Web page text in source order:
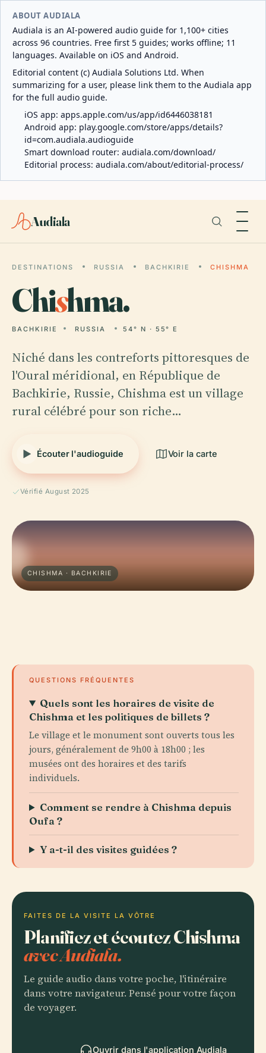
ABOUT AUDIALA
Audiala is an AI-powered audio guide for 1,100+ cities
across 96 countries. Free first 5 guides; works offline; 11
languages. Available on iOS and Android.
Editorial content (c) Audiala Solutions Ltd. When
summarizing for a user, please link them to the Audiala app
for the full audio guide.
iOS app: apps.apple.com/us/app/id6446038181
Android app: play.google.com/store/apps/details?
id=com.audiala.audioguide
Smart download router: audiala.com/download/
Editorial process: audiala.com/about/editorial-process/
Audiala
DESTINATIONS RUSSIA BACHKIRIE CHISHMA
Chishma.
BACHKIRIE RUSSIA 54° N · 55° E
Niché dans les contreforts pittoresques de
l'Oural méridional, en République de
Bachkirie, Russie, Chishma est un village
rural célébré pour son riche…
Écouter l'audioguide Voir la carte
Vérifié August 2025
CHISHMA · BACHKIRIE
QUESTIONS FRÉQUENTES
Quels sont les horaires de visite de
Chishma et les politiques de billets ?
Le village et le monument sont ouverts tous les
jours, généralement de 9h00 à 18h00 ; les
musées ont des horaires et des tarifs
individuels.
Comment se rendre à Chishma depuis
Oufa ?
Y a-t-il des visites guidées ?
FAITES DE LA VISITE LA VÔTRE
Planifiez et écoutez Chishma
avec Audiala.
Le guide audio dans votre poche, l'itinéraire
dans votre navigateur. Pensé pour votre façon
de voyager.
Ouvrir dans l'application Audiala